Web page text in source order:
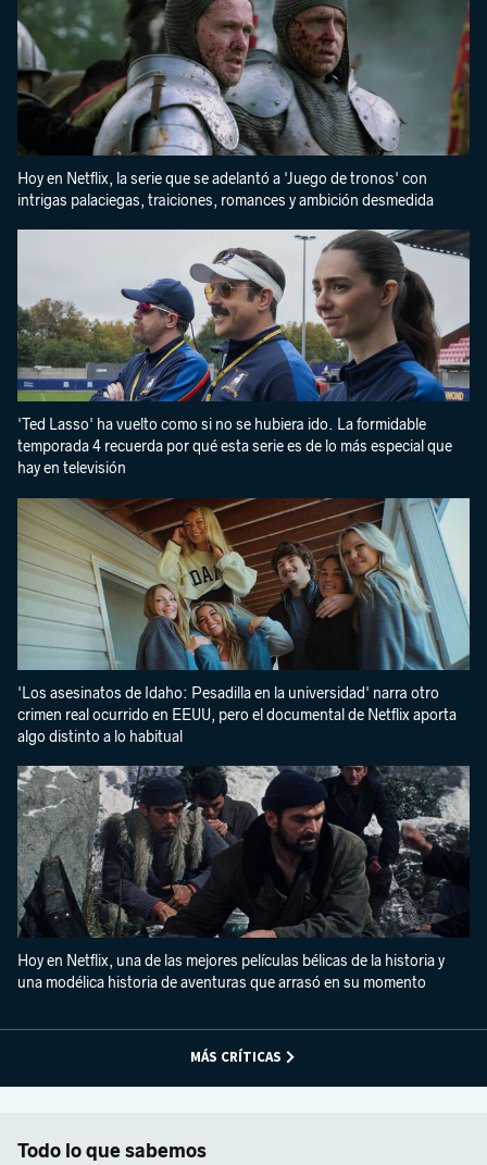
Hoy en Netflix, la serie que se adelantó a 'Juego de tronos' con
intrigas palaciegas, traiciones, romances y ambición desmedida
'Ted Lasso' ha vuelto como si no se hubiera ido. La formidable
temporada 4 recuerda por qué esta serie es de lo más especial que
hay en televisión
'Los asesinatos de Idaho: Pesadilla en la universidad' narra otro
crimen real ocurrido en EEUU, pero el documental de Netflix aporta
algo distinto a lo habitual
Hoy en Netflix, una de las mejores películas bélicas de la historia y
una modélica historia de aventuras que arrasó en su momento
MÁS CRÍTICAS
Todo lo que sabemos